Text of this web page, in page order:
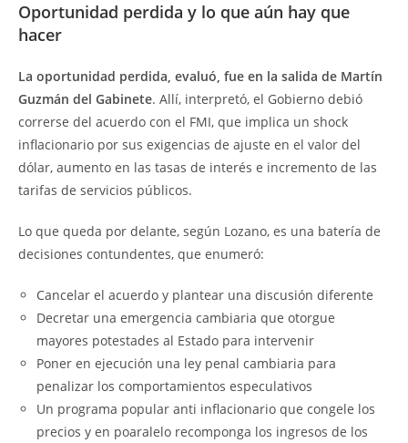
Oportunidad perdida y lo que aún hay que
hacer
La oportunidad perdida, evaluó, fue en la salida de Martín
Guzmán del Gabinete. Allí, interpretó, el Gobierno debió
correrse del acuerdo con el FMI, que implica un shock
inflacionario por sus exigencias de ajuste en el valor del
dólar, aumento en las tasas de interés e incremento de las
tarifas de servicios públicos.
Lo que queda por delante, según Lozano, es una batería de
decisiones contundentes, que enumeró:
Cancelar el acuerdo y plantear una discusión diferente
Decretar una emergencia cambiaria que otorgue
mayores potestades al Estado para intervenir
Poner en ejecución una ley penal cambiaria para
penalizar los comportamientos especulativos
Un programa popular anti inflacionario que congele los
precios y en poaralelo recomponga los ingresos de los